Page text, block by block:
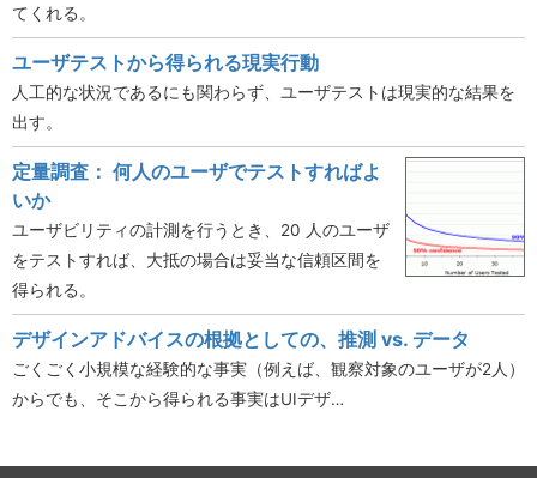
てくれる。
ユーザテストから得られる現実行動
人工的な状況であるにも関わらず、ユーザテストは現実的な結果を
出す。
定量調査： 何人のユーザでテストすればよ
いか
ユーザビリティの計測を行うとき、20 人のユーザ
をテストすれば、大抵の場合は妥当な信頼区間を
得られる。
デザインアドバイスの根拠としての、推測 vs. データ
ごくごく小規模な経験的な事実（例えば、観察対象のユーザが2人）
からでも、そこから得られる事実はUIデザ…